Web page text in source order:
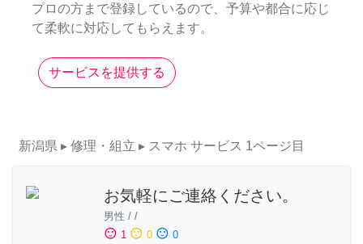
プロの方まで登録しているので、予算や都合に応じ
て柔軟に対応してもらえます。
サービスを提供する
新潟県 ▸ 修理・組立 ▸ スマホ サービス 1ページ目
お気軽にご連絡ください。
男性 / /
sentiment_satisfied 1 sentiment_neutral 0 sentiment_dissatisfied 0